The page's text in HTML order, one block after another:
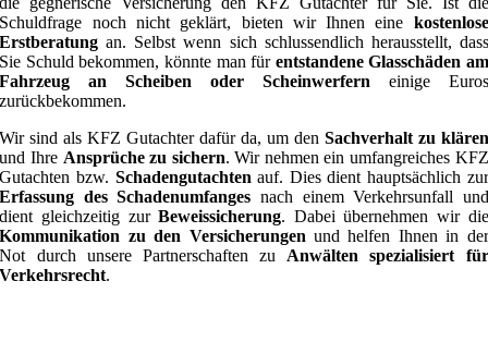
Schuldfrage noch nicht geklärt, bieten wir Ihnen eine kostenlose
Erstberatung an. Selbst wenn sich schlussendlich herausstellt, dass
Sie Schuld bekommen, könnte man für entstandene Glasschäden am
Fahrzeug an Scheiben oder Scheinwerfern einige Euros
zurückbekommen.
Wir sind als KFZ Gutachter dafür da, um den Sachverhalt zu klären
und Ihre Ansprüche zu sichern. Wir nehmen ein umfangreiches KFZ
Gutachten bzw. Schadengutachten auf. Dies dient hauptsächlich zur
Erfassung des Schadenumfanges nach einem Verkehrsunfall und
dient gleichzeitig zurBeweissicherung. Dabei übernehmen wir die
Kommunikation zu den Versicherungen und helfen Ihnen in der
Not durch unsere Partnerschaften zu Anwälten spezialisiert für
Verkehrsrecht.